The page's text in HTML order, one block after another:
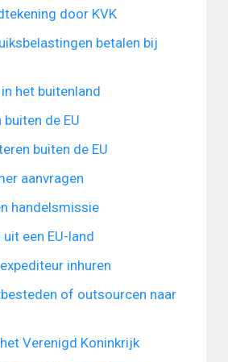
door KVK
betalen bij
het buitenland
de EU
buiten de EU
aanvragen
handelsmissie
een EU-land
inhuren
of outsourcen naar
Verenigd Koninkrijk